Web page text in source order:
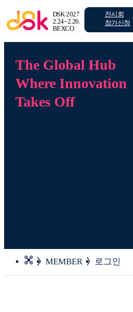
DSK 2027
2.24~2.26.
BEXCO
전시회
참가신청
로그인 회원가입
전시회
The Global Hub
Where Innovation
Takes Off
MEMBER 로그인